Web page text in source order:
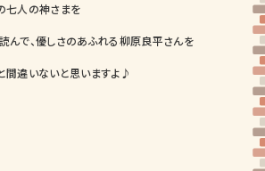
七人の神さまを
んで、優しさのあふれる柳原良平さんを
間違いないと思いますよ♪